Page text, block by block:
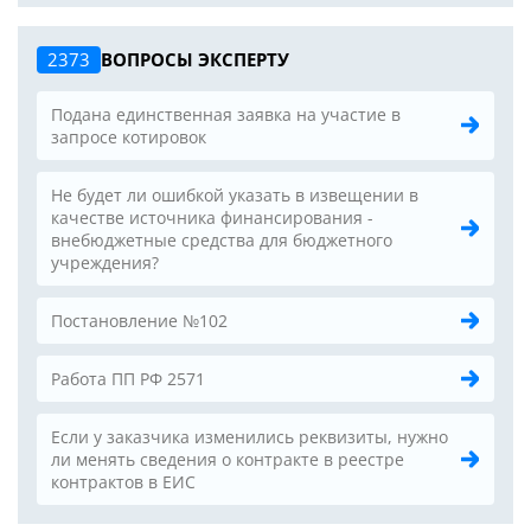
2373 ВОПРОСЫ ЭКСПЕРТУ
Подана единственная заявка на участие в
запросе котировок
Не будет ли ошибкой указать в извещении в
качестве источника финансирования -
внебюджетные средства для бюджетного
учреждения?
Постановление №102
Работа ПП РФ 2571
Если у заказчика изменились реквизиты, нужно
ли менять сведения о контракте в реестре
контрактов в ЕИС